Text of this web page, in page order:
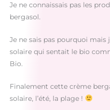
Je ne connaissais pas les
bergasol.
Je ne sais pas pourquoi mais
solaire qui sentait le bio
Bio.
Finalement cette crème
solaire, l’été, la plage !